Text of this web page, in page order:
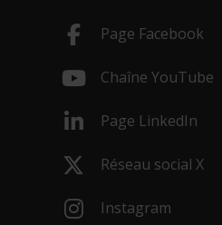
Page Facebook
Chaîne YouTube
Page LinkedIn
Réseau social X
Instagram